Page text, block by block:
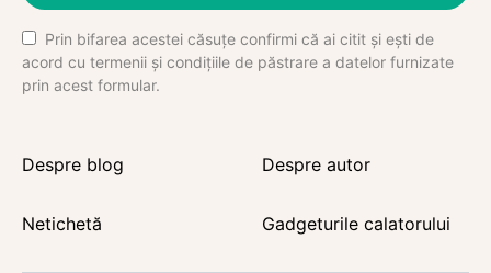
Prin bifarea acestei căsuțe confirmi că ai citit și ești de
acord cu termenii și condițiile de păstrare a datelor furnizate
prin acest formular.
Despre blog Despre autor
Netichetă Gadgeturile calatorului